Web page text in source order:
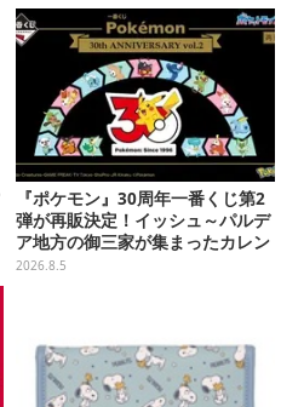
『ポケモン』30周年一番くじ第2
弾が再販決定！イッシュ～パルデ
ア地方の御三家が集まったカレン
ダー、ぬいぐるみなど記念グッズ
2026.8.5